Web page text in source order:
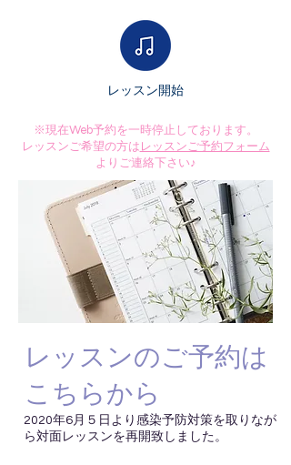
レッスン開始
※現在Web予約を一時停止しております。
​レッスンご希望の方はレッスンご予約フォーム
よりご連絡下さい♪
レッスンのご予約は
こちらから
2020年6月５日より感染予防対策を取りなが
ら対面レッスンを再開致しました。